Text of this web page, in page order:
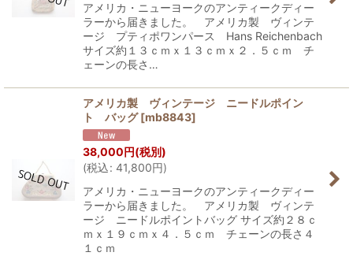
アメリカ・ニューヨークのアンティークディー
ラーから届きました。 アメリカ製 ヴィンテ
ージ プティポワンパース Hans Reichenbach
サイズ約１３ｃｍｘ１３ｃｍｘ２．５ｃｍ チ
ェーンの長さ…
アメリカ製 ヴィンテージ ニードルポイン
ト バッグ [mb8843]
38,000円(税別)
(税込: 41,800円)
アメリカ・ニューヨークのアンティークディー
ラーから届きました。 アメリカ製 ヴィンテ
ージ ニードルポイントバッグ サイズ約２８ｃ
ｍｘ１９ｃｍｘ４．５ｃｍ チェーンの長さ４
１ｃｍ